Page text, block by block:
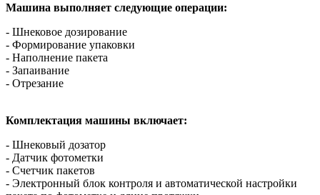
Машина выполняет следующие операции:
- Шнековое дозирование
- Формирование упаковки
- Наполнение пакета
- Запаивание
- Отрезание
Комплектация машины включает:
- Шнековый дозатор
- Датчик фотометки
- Счетчик пакетов
- Электронный блок контроля и автоматической настройки